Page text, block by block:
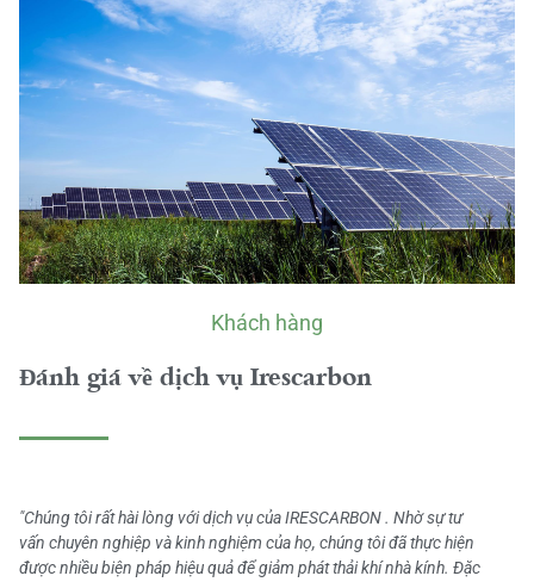
Khách hàng
Đánh giá về dịch vụ Irescarbon
"Chúng tôi rất hài lòng với dịch vụ của IRESCARBON . Nhờ sự tư
vấn chuyên nghiệp và kinh nghiệm của họ, chúng tôi đã thực hiện
được nhiều biện pháp hiệu quả để giảm phát thải khí nhà kính. Đặc